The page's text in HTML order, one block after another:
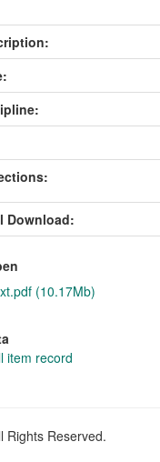
Download:
(10.17Mb)
item record
Reserved.